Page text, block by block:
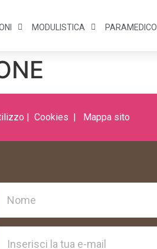
MODULISTICA PARAMEDICO
Cookies Mappa sito